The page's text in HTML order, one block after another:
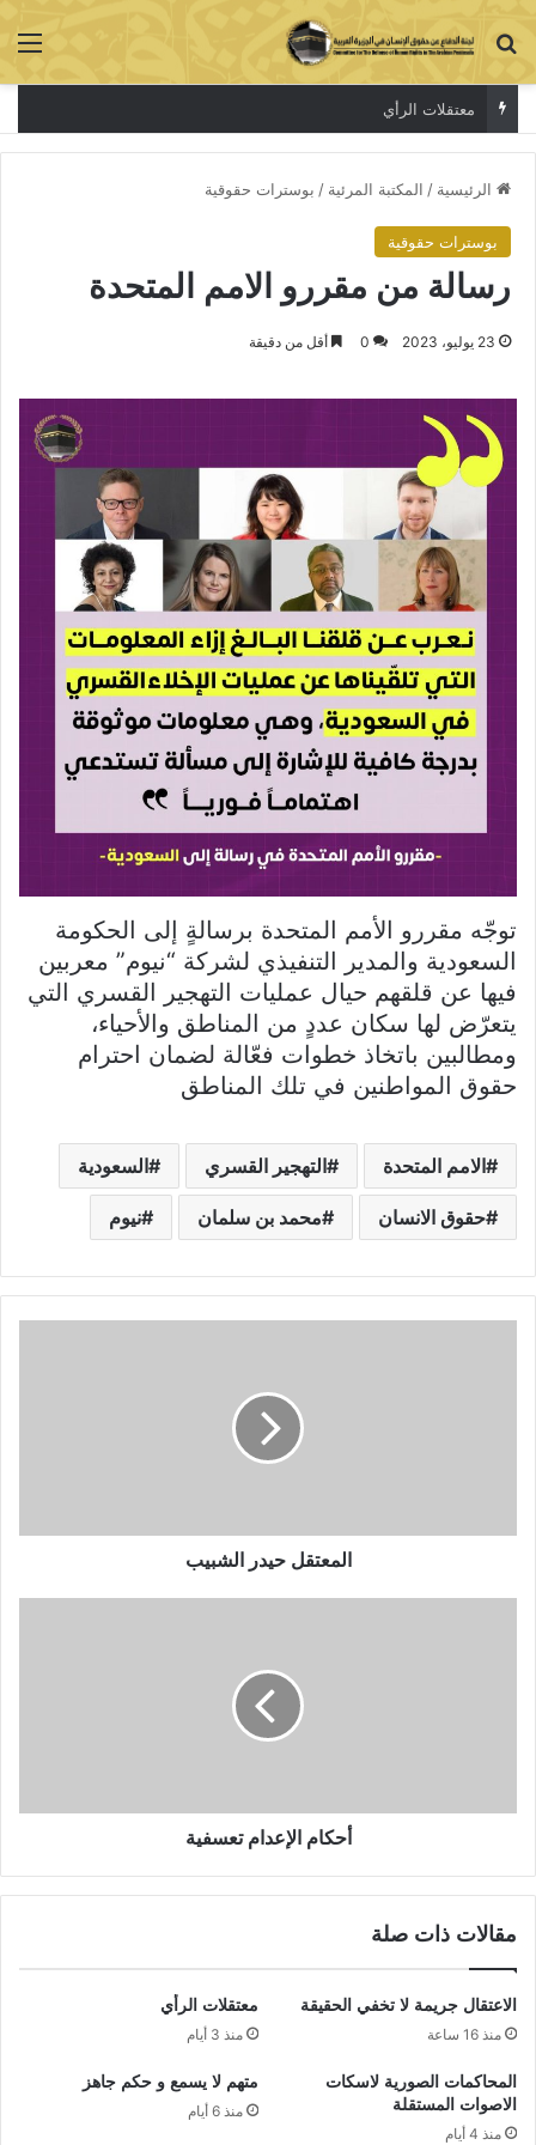
بحث عن
معتقلات الرأي
الرئيسية / المكتبة المرئية / بوسترات حقوقية
بوسترات حقوقية
رسالة من مقررو الامم المتحدة
23 يوليو، 2023 0 أقل من دقيقة
توجّه مقررو الأمم المتحدة برسالةٍ إلى الحكومة
السعودية والمدير التنفيذي لشركة “نيوم” معربين
فيها عن قلقهم حيال عمليات التهجير القسري التي
يتعرّض لها سكان عددٍ من المناطق والأحياء،
ومطالبين باتخاذ خطوات فعّالة لضمان احترام
حقوق المواطنين في تلك المناطق
الامم المتحدة التهجير القسري السعودية
حقوق الانسان محمد بن سلمان نيوم
المعتقل حيدر الشبيب
أحكام الإعدام تعسفية
مقالات ذات صلة
الاعتقال جريمة لا تخفي الحقيقة
منذ 16 ساعة
معتقلات الرأي
منذ 3 أيام
المحاكمات الصورية لاسكات
الاصوات المستقلة
منذ 4 أيام
متهم لا يسمع و حكم جاهز
منذ 6 أيام